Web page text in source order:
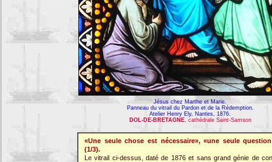
Jésus chez Marthe et Marie.
Panneau du vitrail du Pardon et de la Rédemption.
Atelier Henry Ely, Nantes, 1876.
DOL-DE-BRETAGNE, cathédrale Saint-Samson
«Une seule chose est nécessaire», «une seule
(1/3).
Le vitrail ci-dessus, daté de 1876 et sans grand génie de